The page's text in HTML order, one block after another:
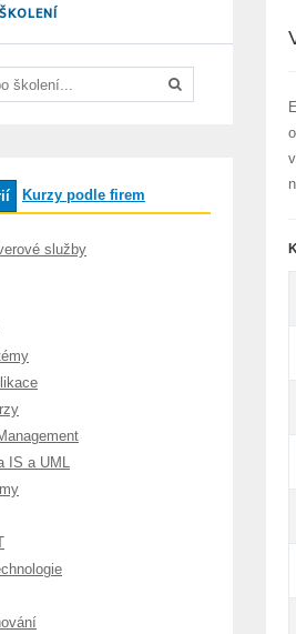
Kurzy podle firem
služby
IS a UML